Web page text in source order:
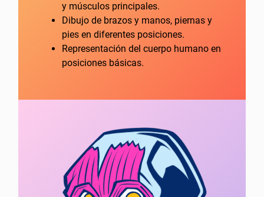
y músculos principales.
Dibujo de brazos y manos, piernas y
pies en diferentes posiciones.
Representación del cuerpo humano en
posiciones básicas.